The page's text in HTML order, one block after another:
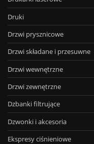
Druki
Drzwi prysznicowe
Drzwi składane i przesuwne
Drzwi wewnętrzne
Drzwi zewnętrzne
Dzbanki filtrujące
Dzwonki i akcesoria
Ekspresy ciśnieniowe